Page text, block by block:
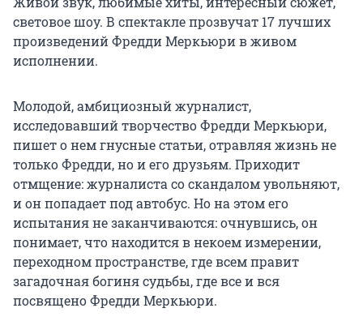
световое шоу. В спектакле прозвучат 17 лучших
произведений Фредди Меркьюри в живом
исполнении.
Молодой, амбициозный журналист,
исследовавший творчество Фредди Меркьюри,
пишет о нем гнусные статьи, отравляя жизнь не
только Фредди, но и его друзьям. Приходит
отмщение: журналиста со скандалом увольняют,
и он попадает под автобус. Но на этом его
испытания не заканчиваются: очнувшись, он
понимает, что находится в некоем измерении,
переходном пространстве, где всем правит
загадочная богиня судьбы, где все и вся
посвящено Фредди Меркьюри.